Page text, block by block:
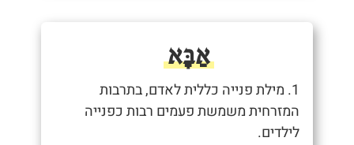
אַבָּא
1. מילת פנייה כללית לאדם, בתרבות
המזרחית משמשת פעמים רבות כפנייה
לילדים.